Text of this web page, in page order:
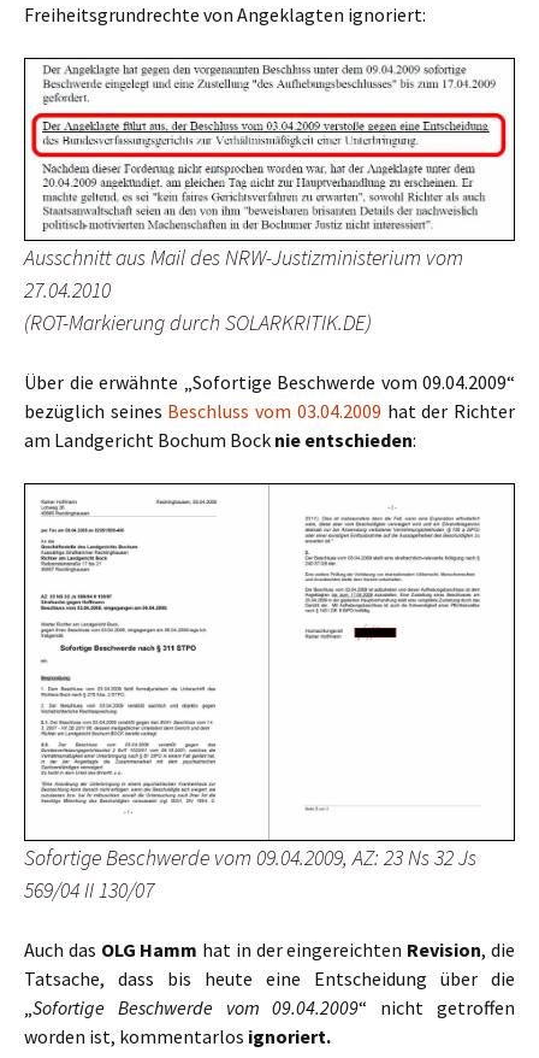
Freiheitsgrundrechte von Angeklagten ignoriert:
Ausschnitt aus Mail des NRW-Justizministerium vom
27.04.2010
(ROT-Markierung durch SOLARKRITIK.DE)
Über die erwähnte „Sofortige Beschwerde vom 09.04.2009“
bezüglich seines Beschluss vom 03.04.2009 hat der Richter
am Landgericht Bochum Bock nie entschieden:
Sofortige Beschwerde vom 09.04.2009, AZ: 23 Ns 32 Js
569/04 II 130/07
Auch das OLG Hamm hat in der eingereichten Revision, die
Tatsache, dass bis heute eine Entscheidung über die
Sofortige Beschwerde vom 09.04.2009“ nicht getroffen
worden ist, kommentarlos ignoriert.